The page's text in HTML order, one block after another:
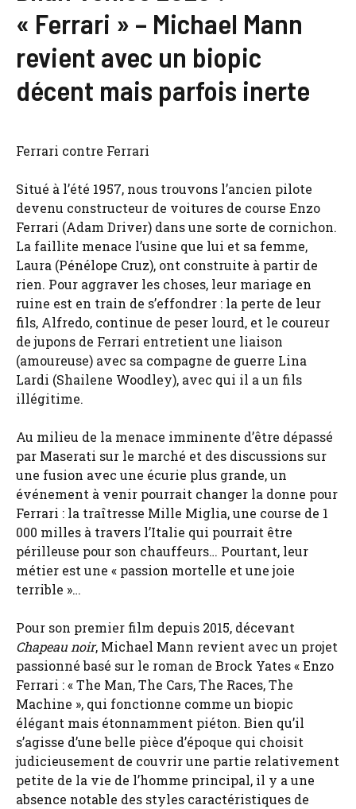
« Ferrari » – Michael Mann
revient avec un biopic
décent mais parfois inerte
Ferrari contre Ferrari
Situé à l’été 1957, nous trouvons l’ancien pilote
devenu constructeur de voitures de course Enzo
Ferrari (Adam Driver) dans une sorte de cornichon.
La faillite menace l’usine que lui et sa femme,
Laura (Pénélope Cruz), ont construite à partir de
rien. Pour aggraver les choses, leur mariage en
ruine est en train de s’effondrer : la perte de leur
fils, Alfredo, continue de peser lourd, et le coureur
de jupons de Ferrari entretient une liaison
(amoureuse) avec sa compagne de guerre Lina
Lardi (Shailene Woodley), avec qui il a un fils
illégitime.
Au milieu de la menace imminente d’être dépassé
par Maserati sur le marché et des discussions sur
une fusion avec une écurie plus grande, un
événement à venir pourrait changer la donne pour
Ferrari : la traîtresse Mille Miglia, une course de 1
000 milles à travers l’Italie qui pourrait être
périlleuse pour son chauffeurs… Pourtant, leur
métier est une « passion mortelle et une joie
terrible »…
Pour son premier film depuis 2015, décevant
Chapeau noir, Michael Mann revient avec un projet
passionné basé sur le roman de Brock Yates « Enzo
Ferrari : « The Man, The Cars, The Races, The
Machine », qui fonctionne comme un biopic
élégant mais étonnamment piéton. Bien qu’il
s’agisse d’une belle pièce d’époque qui choisit
judicieusement de couvrir une partie relativement
petite de la vie de l’homme principal, il y a une
absence notable des styles caractéristiques de